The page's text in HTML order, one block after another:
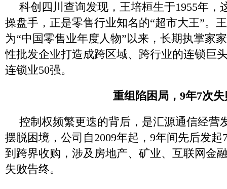
科创四川查询发现，王培桓生于1955年，
操盘手，正是零售行业知名的“超市大王”。
为“中国零售业年度人物”以来，长期执掌家
性批发企业打造成跨区域、跨行业的连锁巨
连锁业50强。
重组陷困局，9年7次失
控制权频繁更迭的背后，是汇源通信经营
摆脱困境，公司自2009年起，9年间先后发
到跨界收购，涉及房地产、矿业、互联网金
失败告终。